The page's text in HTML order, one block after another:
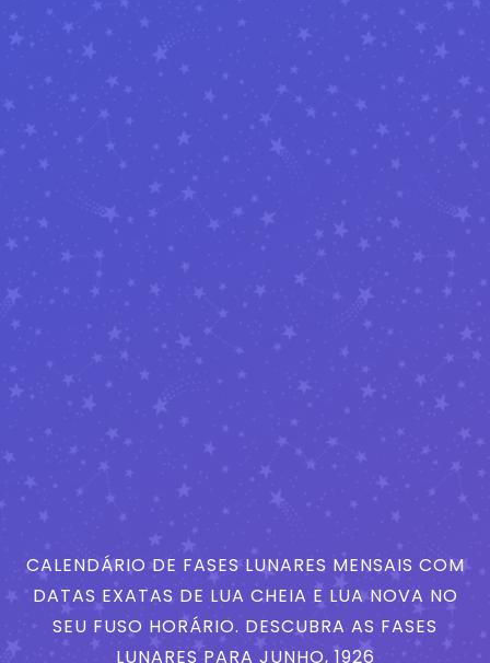
CALENDÁRIO DE FASES LUNARES MENSAIS COM
DATAS EXATAS DE LUA CHEIA E LUA NOVA NO
SEU FUSO HORÁRIO. DESCUBRA AS FASES
LUNARES PARA JUNHO, 1926